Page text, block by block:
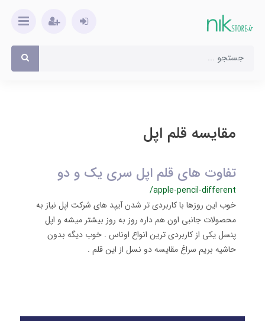
مقایسه قلم اپل
تفاوت های قلم اپل سری یک و دو
/apple-pencil-different
خوب این روزها با کاربردی تر شدن آیپد های شرکت اپل نیاز به
محصولات جانبی اون هم داره روز به روز بیشتر میشه و اپل
پنسل یکی از کاربردی ترین انواع اوناس . خوب دیگه بدون
حاشیه بریم سراغ مقایسه دو نسل از این قلم .